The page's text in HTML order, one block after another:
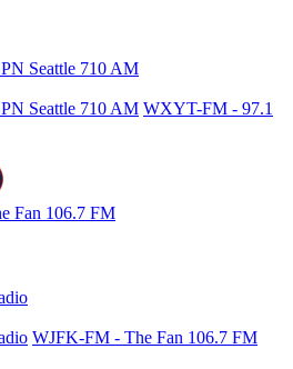
Seattle 710 AM
Seattle 710 AM WXYT-FM - 97.1
Fan 106.7 FM
WJFK-FM - The Fan 106.7 FM